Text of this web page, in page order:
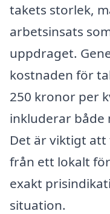
takets storlek,
arbetsinsats
uppdraget.
kostnaden för
250 kronor per
inkluderar både
Det är viktigt
från ett lokalt
exakt
situation.